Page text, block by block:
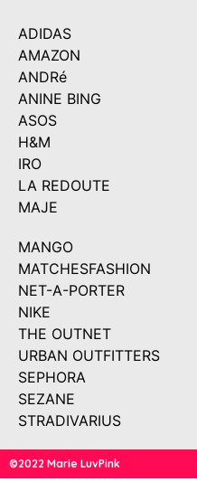
ADIDAS
AMAZON
ANDRé
ANINE BING
ASOS
H&M
IRO
LA REDOUTE
MAJE
MANGO
MATCHESFASHION
NET-A-PORTER
NIKE
THE OUTNET
URBAN OUTFITTERS
SEPHORA
SEZANE
STRADIVARIUS
©2022 Marie LuvPink